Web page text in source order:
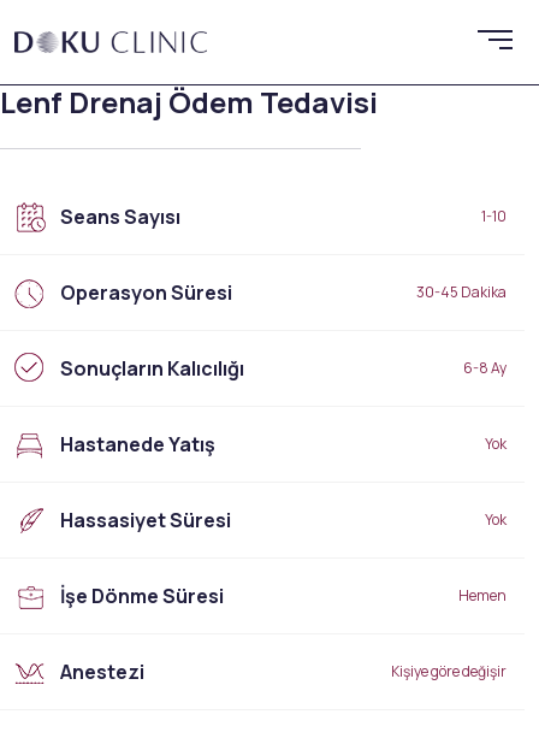
Lenf Drenaj Ödem Tedavisi
Seans Sayısı 1-10
Operasyon Süresi 30-45 Dakika
Sonuçların Kalıcılığı 6-8 Ay
Hastanede Yatış Yok
Hassasiyet Süresi Yok
İşe Dönme Süresi Hemen
Anestezi Kişiye göre değişir